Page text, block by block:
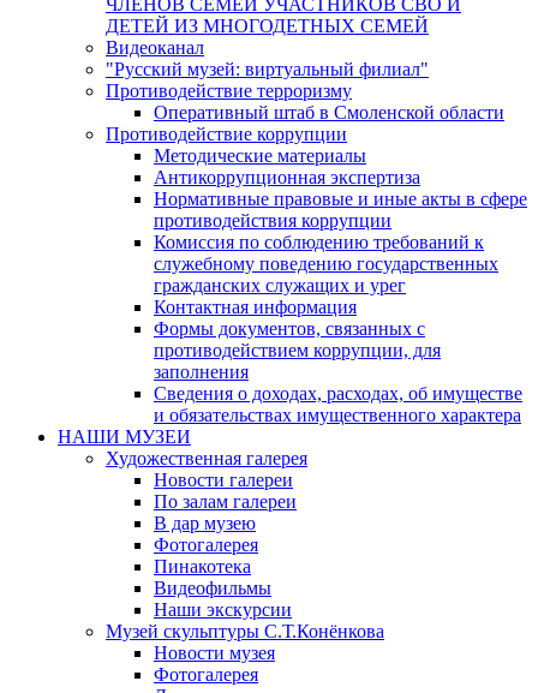
ЧЛЕНОВ СЕМЕЙ УЧАСТНИКОВ СВО И
ДЕТЕЙ ИЗ МНОГОДЕТНЫХ СЕМЕЙ
Видеоканал
"Русский музей: виртуальный филиал"
Противодействие терроризму
Оперативный штаб в Смоленской области
Противодействие коррупции
Методические материалы
Антикоррупционная экспертиза
Нормативные правовые и иные акты в сфере
противодействия коррупции
Комиссия по соблюдению требований к
служебному поведению государственных
гражданских служащих и урег
Контактная информация
Формы документов, связанных с
противодействием коррупции, для
заполнения
Сведения о доходах, расходах, об имуществе
и обязательствах имущественного характера
НАШИ МУЗЕИ
Художественная галерея
Новости галереи
По залам галереи
В дар музею
Фотогалерея
Пинакотека
Видеофильмы
Наши экскурсии
Музей скульптуры С.Т.Конёнкова
Новости музея
Фотогалерея